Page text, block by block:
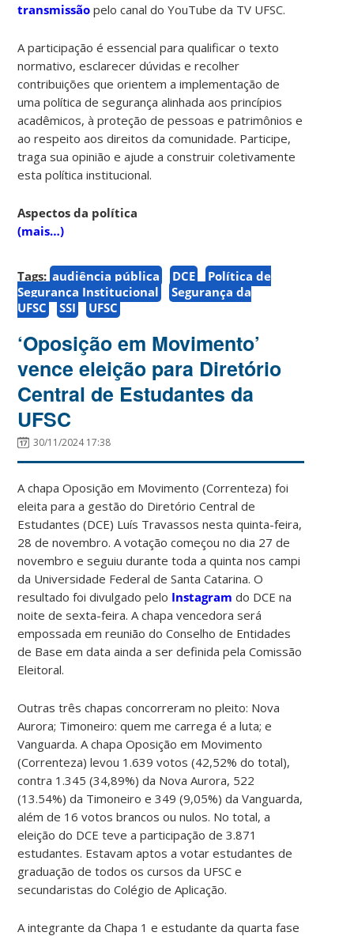
transmissãopelo canal do YouTube da TV UFSC.
A participação é essencial para qualificar o texto
normativo, esclarecer dúvidas e recolher
contribuições que orientem a implementação de
uma política de segurança alinhada aos princípios
acadêmicos, à proteção de pessoas e patrimônios e
ao respeito aos direitos da comunidade. Participe,
traga sua opinião e ajude a construir coletivamente
esta política institucional.
Aspectos da política
(mais…)
Tags: audiência pública DCE
Política de
Segurança Institucional
Segurança da
UFSC
SSI UFSC
‘Oposição em Movimento’
vence eleição para Diretório
Central de Estudantes da
UFSC
30/11/2024 17:38
A chapa Oposição em Movimento (Correnteza) foi
eleita para a gestão do Diretório Central de
Estudantes (DCE) Luís Travassos nesta quinta-feira,
28 de novembro. A votação começou no dia 27 de
novembro e seguiu durante toda a quinta nos campi
da Universidade Federal de Santa Catarina. O
resultado foi divulgado pelo Instagram do DCE na
noite de sexta-feira. A chapa vencedora será
empossada em reunião do Conselho de Entidades
de Base em data ainda a ser definida pela Comissão
Eleitoral.
Outras três chapas concorreram no pleito: Nova
Aurora; Timoneiro: quem me carrega é a luta; e
Vanguarda. A chapa Oposição em Movimento
(Correnteza) levou 1.639 votos (42,52% do total),
contra 1.345 (34,89%) da Nova Aurora, 522
(13.54%) da Timoneiro e 349 (9,05%) da Vanguarda,
além de 16 votos brancos ou nulos. No total, a
eleição do DCE teve a participação de 3.871
estudantes. Estavam aptos a votar estudantes de
graduação de todos os cursos da UFSC e
secundaristas do Colégio de Aplicação.
A integrante da Chapa 1 e estudante da quarta fase